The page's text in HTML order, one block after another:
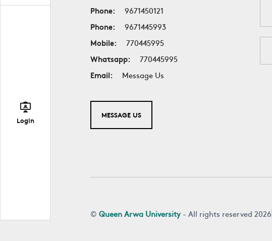
Login
Phone:
9671450121
Phone:
9671445993
Mobile:
770445995
Whatsapp:
770445995
Email:
Message Us
MESSAGE US
©Queen Arwa University - All rights reserved 2026